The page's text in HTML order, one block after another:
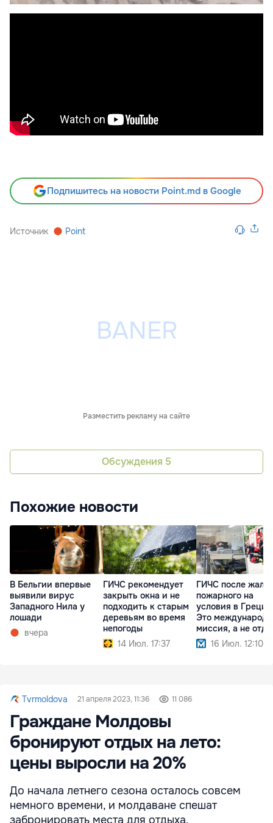
Подпишитесь на новости Point.md в Google
Источник Point
Разместить рекламу на сайте
Обсуждения 5
Похожие новости
В Бельгии впервые
выявили вирус
Западного Нила у
лошади
вчера
ГИЧС рекомендует
закрыть окна и не
подходить к старым
деревьям во время
непогоды
14 Июл. 17:37
ГИЧС после
пожарного на
условия в
Это
миссия, а не
16 Июл. 12:10
Tvrmoldova 21 апреля 2023, 11:36 11 086
Граждане Молдовы
бронируют отдых на лето:
цены выросли на 20%
До начала летнего сезона осталось совсем
немного времени, и молдаване спешат
забронировать места для отдыха.